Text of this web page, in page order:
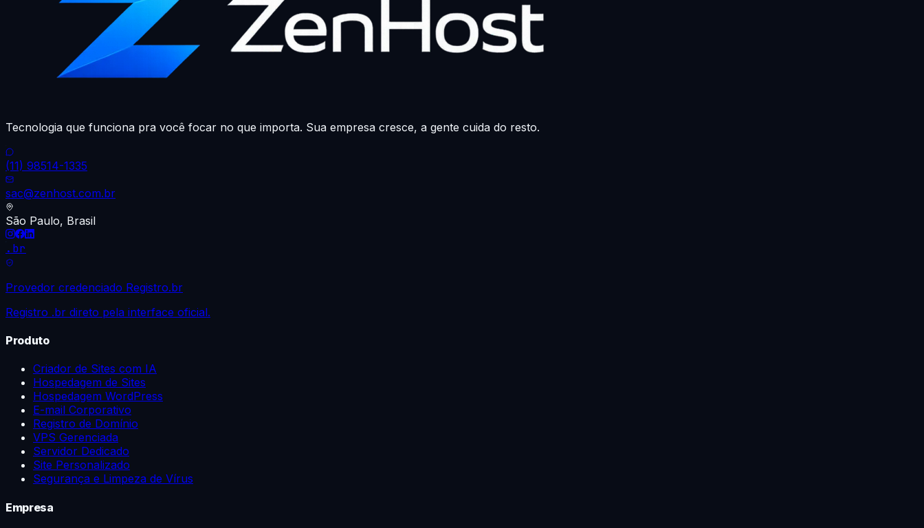
Tecnologia que funciona pra você focar no que importa. Sua empresa cresce, a gente cuida do resto.
(11) 98514-1335
sac@zenhost.com.br
São Paulo, Brasil
.br
Provedor credenciado Registro.br
Registro .br direto pela interface oficial.
Produto
Criador de Sites com IA
Hospedagem de Sites
Hospedagem WordPress
E-mail Corporativo
Registro de Domínio
VPS Gerenciada
Servidor Dedicado
Site Personalizado
Segurança e Limpeza de Vírus
Empresa